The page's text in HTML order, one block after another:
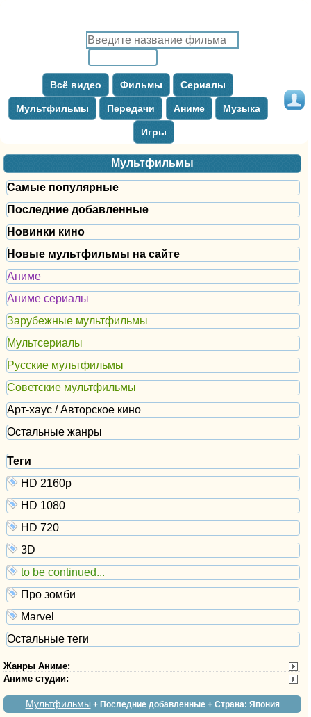
Всё видео Фильмы Сериалы
Мультфильмы Передачи Аниме Музыка
Игры
Мультфильмы
Самые популярные
Последние добавленные
Новинки кино
Новые мультфильмы на сайте
Аниме
Аниме сериалы
Зарубежные мультфильмы
Мультсериалы
Русские мультфильмы
Советские мультфильмы
Арт-хаус / Авторское кино
Остальные жанры
Теги
HD 2160р
HD 1080
HD 720
3D
to be continued...
Про зомби
Marvel
Остальные теги
Жанры Аниме:
Аниме студии:
Мультфильмы + Последние добавленные + Страна: Япония